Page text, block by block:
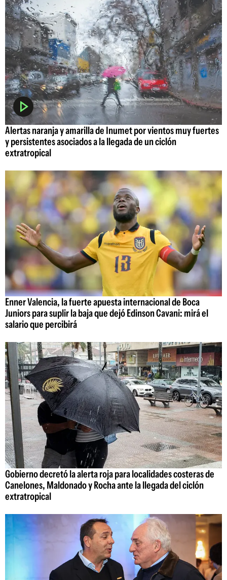
Alertas naranja y amarilla de Inumet por vientos muy fuertes
y persistentes asociados a la llegada de un ciclón
extratropical
Enner Valencia, la fuerte apuesta internacional de Boca
Juniors para suplir la baja que dejó Edinson Cavani: mirá el
salario que percibirá
Gobierno decretó la alerta roja para localidades costeras de
Canelones, Maldonado y Rocha ante la llegada del ciclón
extratropical